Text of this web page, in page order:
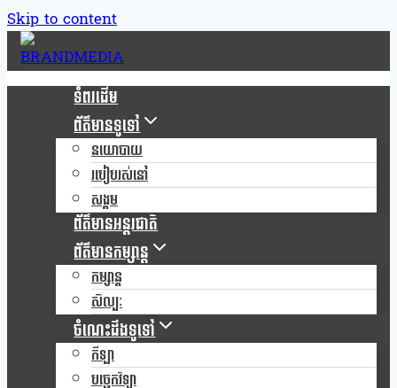
Skip to content
ទំពរដើម
ព័ត៌មានទូទៅ
នយោបាយ
របៀបរស់នៅ
សង្គម
ព័ត៌មានអន្តរជាតិ
ព័ត៌មានកម្សាន្ត
កម្សាន្ត
សិល្បៈ
ចំណេះដឹងទូទៅ
កីឡា
បច្ចេកវិទ្យា